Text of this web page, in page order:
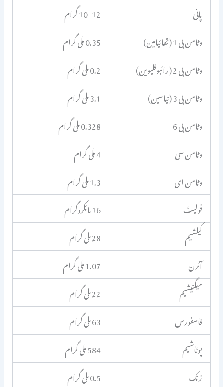
پانی
10-12 گرام
وٹامن بی 1 (تھائیامین)
0.35 ملی گرام
وٹامن بی 2 (رائبوفلیوین)
0.2 ملی گرام
وٹامن بی 3 (نیاسین)
3.1 ملی گرام
وٹامن بی 6
0.328 ملی گرام
وٹامن سی
4 ملی گرام
وٹامن ای
1.3 ملی گرام
فولیٹ
16 مائکروگرام
کیلشیم
28 ملی گرام
آئرن
1.07 ملی گرام
میگنیشیم
22 ملی گرام
فاسفورس
63 ملی گرام
پوٹاشیم
584 ملی گرام
زنک
0.5 ملی گرام